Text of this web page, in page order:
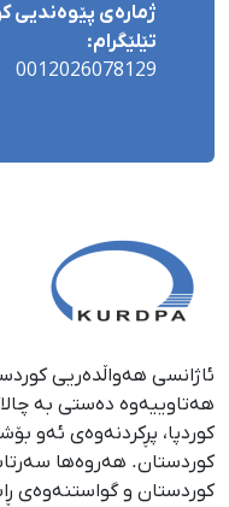
ژمارەی پێوەندیی
تێلێگرام:
0012026078129
هەتاوییەوە دەستی بە
كوردپا، پڕكردنەوەی ئەو
كوردستان. هەروەها
كوردستان و گواستنەوەی